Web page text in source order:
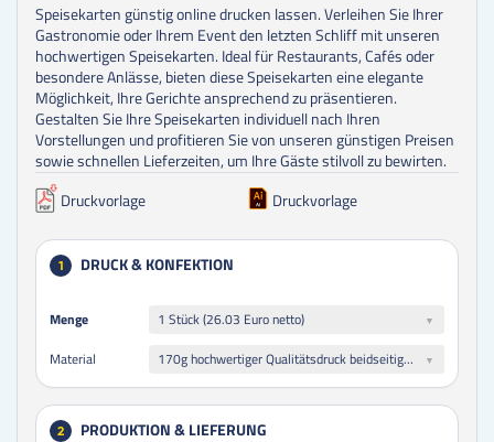
Speisekarten günstig online drucken lassen.Verleihen Sie Ihrer
Gastronomie oder Ihrem Event den letzten Schliff mit unseren
hochwertigen Speisekarten. Ideal für Restaurants, Cafés oder
besondere Anlässe, bieten diese Speisekarten eine elegante
Möglichkeit, Ihre Gerichte ansprechend zu präsentieren.
Gestalten Sie Ihre Speisekarten individuell nach Ihren
Vorstellungen und profitieren Sie von unseren günstigen Preisen
sowie schnellen Lieferzeiten, um Ihre Gäste stilvoll zu bewirten.
Druckvorlage
Druckvorlage
1 DRUCK & KONFEKTION
Menge 1 Stück (26.03 Euro netto)
Menge
Material 170g hochwertiger Qualitätsdruck beidseitig folienkaschiert glänzend
2 PRODUKTION & LIEFERUNG